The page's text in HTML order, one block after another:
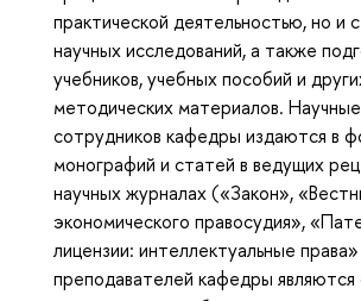
практической деятельностью, но и
научных исследований, а также
учебников, учебных пособий и
методических материалов.
сотрудников кафедры издаются в
монографий и статей в ведущих
научных журналах («Закон»,
экономического правосудия»,
лицензии: интеллектуальные
преподавателей кафедры являются